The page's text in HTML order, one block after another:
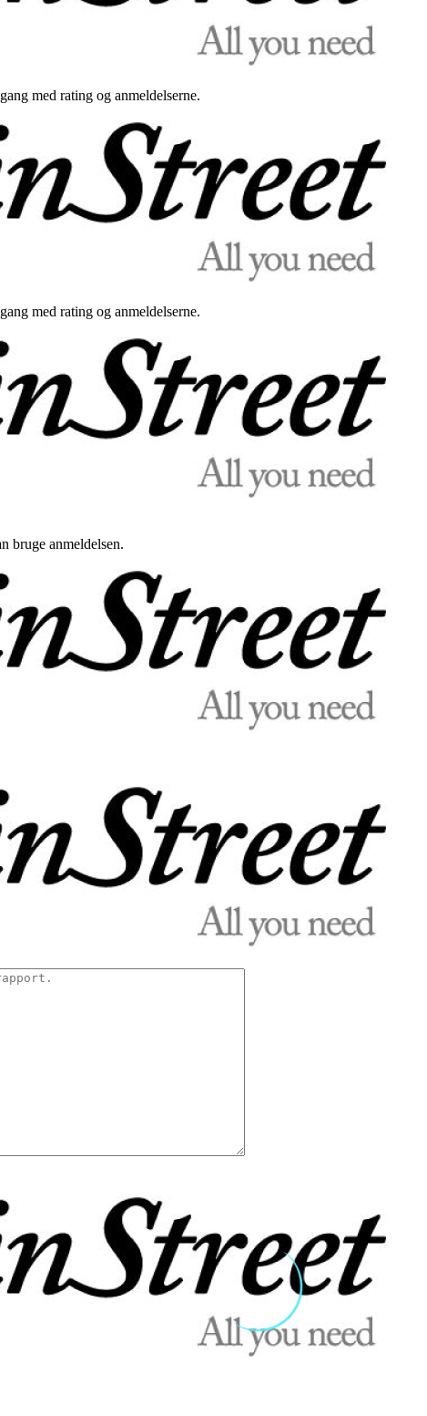
med rating og anmeldelserne.
med rating og anmeldelserne.
bruge anmeldelsen.